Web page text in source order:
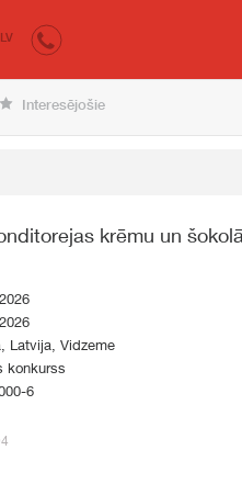
LV
Interesējošie
krēmu un
Latvija, Vidzeme
konkurss
6